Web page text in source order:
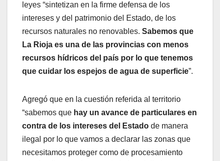
leyes “sintetizan en la firme defensa de los
intereses y del patrimonio del Estado, de los
recursos naturales no renovables. Sabemos que
La Rioja es una de las provincias con menos
recursos hídricos del país por lo que tenemos
que cuidar los espejos de agua de superficie”.
Agregó que en la cuestión referida al territorio
“sabemos que hay un avance de particulares en
contra de los intereses del Estado de manera
ilegal por lo que vamos a declarar las zonas que
necesitamos proteger como de procesamiento